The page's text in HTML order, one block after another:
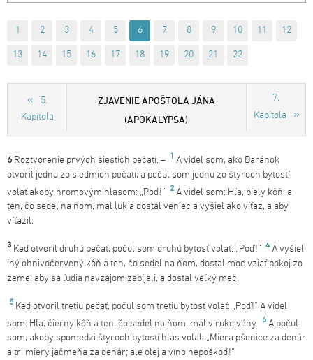
1 2 3 4 5 6 7 8 9 10 11 12
13 14 15 16 17 18 19 20 21 22
5.
Kapitola
ZJAVENIE APOŠTOLA JÁNA
(APOKALYPSA)
7.
Kapitola
6 Roztvorenie prvých šiestich pečatí. – 1 A videl som, ako Baránok
otvoril jednu zo siedmich pečatí, a počul som jednu zo štyroch bytostí
volať akoby hromovým hlasom: „Poď!“ 2 A videl som: Hľa, biely kôň; a
ten, čo sedel na ňom, mal luk a dostal veniec a vyšiel ako víťaz, a aby
víťazil.
3 Keď otvoril druhú pečať, počul som druhú bytosť volať: „Poď!“ 4 A vyšiel
iný ohnivočervený kôň a ten, čo sedel na ňom, dostal moc vziať pokoj zo
zeme, aby sa ľudia navzájom zabíjali, a dostal veľký meč.
5 Keď otvoril tretiu pečať, počul som tretiu bytosť volať: „Poď!“ A videl
som: Hľa, čierny kôň a ten, čo sedel na ňom, mal v ruke váhy. 6 A počul
som, akoby spomedzi štyroch bytostí hlas volal: „Miera pšenice za denár
a tri miery jačmeňa za denár; ale olej a víno nepoškoď!“